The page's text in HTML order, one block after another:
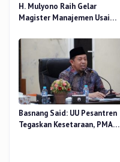
H. Mulyono Raih Gelar
Magister Manajemen Usai
Terhadap Beban Kerja
Basnang Said: UU Pesantren
Tegaskan Kesetaraan, PMA